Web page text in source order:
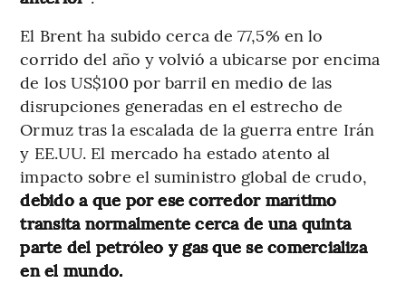
El Brent ha subido cerca de 77,5% en lo
corrido del año y volvió a ubicarse por encima
de los US$100 por barril en medio de las
disrupciones generadas en el estrecho de
Ormuz tras la escalada de la guerra entre Irán
y EE.UU. El mercado ha estado atento al
impacto sobre el suministro global de crudo,
debido a que por ese corredor marítimo
transita normalmente cerca de una quinta
parte del petróleo y gas que se comercializa
en el mundo.